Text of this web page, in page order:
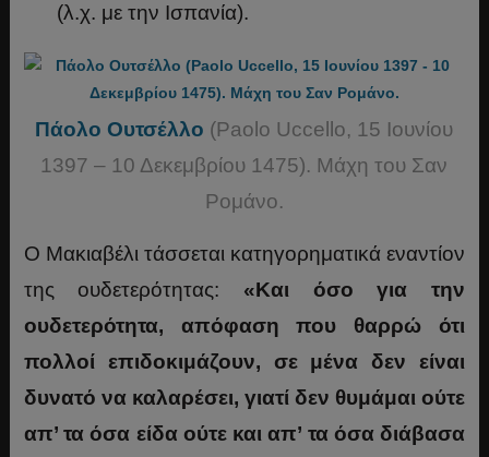
(λ.χ. με την Ισπανία).
Πάολο Ουτσέλλο (Paolo Uccello, 15 Ιουνίου
1397 – 10 Δεκεμβρίου 1475). Μάχη του Σαν
Ρομάνο.
Ο Μακιαβέλι τάσσεται κατηγορηματικά εναντίον
της ουδετερότητας: «Και όσο για την
ουδετερότητα, απόφασηπου θαρρώότι
πολλοί επιδοκιμάζουν, σε μένα δεν είναι
δυνατό να καλαρέσει, γιατί δεν θυμάμαι ούτε
απ’ τα όσα είδα ούτε και απ’ τα όσα διάβασα